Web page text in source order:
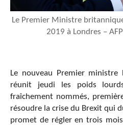
Le Premier Ministre
2019 à Londres –
Le nouveau Premier ministre
réunit jeudi les poids
fraîchement nommés,
résoudre la crise du Brexit qui
promet de régler en trois